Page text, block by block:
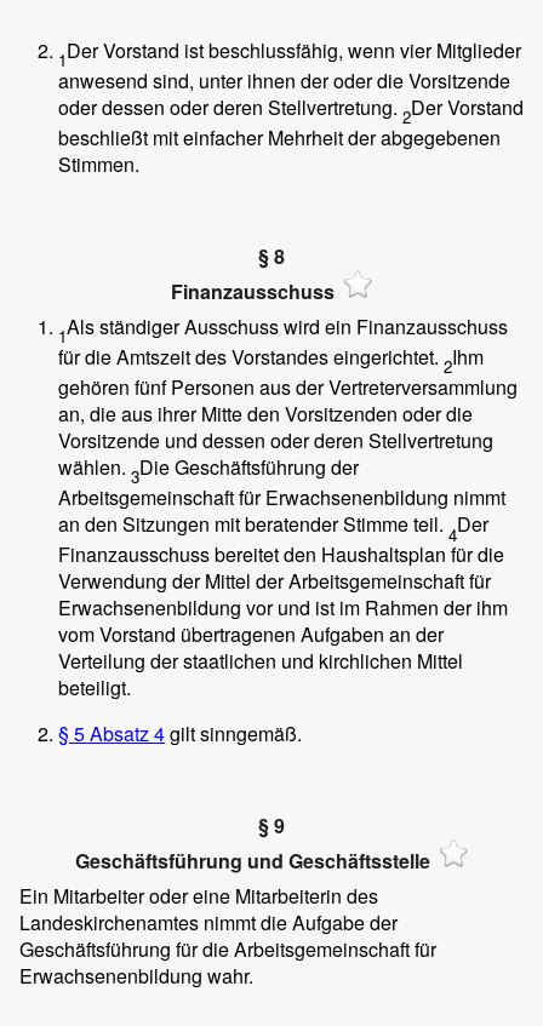
1Der Vorstand ist beschlussfähig, wenn vier Mitglieder
anwesend sind, unter ihnen der oder die Vorsitzende
oder dessen oder deren Stellvertretung. 2Der Vorstand
beschließt mit einfacher Mehrheit der abgegebenen
Stimmen.
§ 8
Finanzausschuss
1Als ständiger Ausschuss wird ein Finanzausschuss
für die Amtszeit des Vorstandes eingerichtet. 2Ihm
gehören fünf Personen aus der Vertreterversammlung
an, die aus ihrer Mitte den Vorsitzenden oder die
Vorsitzende und dessen oder deren Stellvertretung
wählen. 3Die Geschäftsführung der
Arbeitsgemeinschaft für Erwachsenenbildung nimmt
an den Sitzungen mit beratender Stimme teil. 4Der
Finanzausschuss bereitet den Haushaltsplan für die
Verwendung der Mittel der Arbeitsgemeinschaft für
Erwachsenenbildung vor und ist im Rahmen der ihm
vom Vorstand übertragenen Aufgaben an der
Verteilung der staatlichen und kirchlichen Mittel
beteiligt.
§ 5 Absatz 4gilt sinngemäß.
§ 9
Geschäftsführung und Geschäftsstelle
Ein Mitarbeiter oder eine Mitarbeiterin des
Landeskirchenamtes nimmt die Aufgabe der
Geschäftsführung für die Arbeitsgemeinschaft für
Erwachsenenbildung wahr.